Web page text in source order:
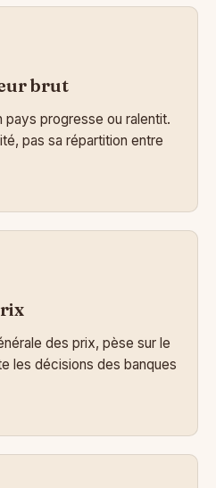
brut
pays progresse ou ralentit.
pas sa répartition entre
des prix, pèse sur le
les décisions des banques